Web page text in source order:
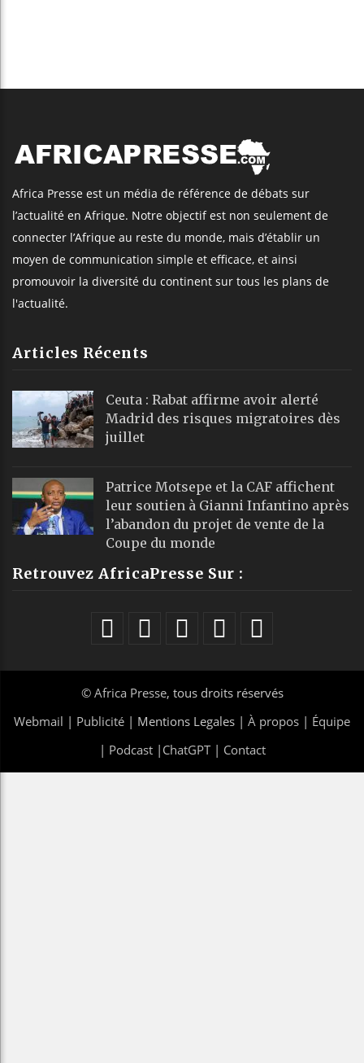
Africa Presse est un média de référence de débats sur
l’actualité en Afrique. Notre objectif est non seulement de
connecter l’Afrique au reste du monde, mais d’établir un
moyen de communication simple et efficace, et ainsi
promouvoir la diversité du continent sur tous les plans de
l'actualité.
Articles Récents
Ceuta : Rabat affirme avoir alerté
Madrid des risques migratoires dès
juillet
Patrice Motsepe et la CAF affichent
leur soutien à Gianni Infantino après
l’abandon du projet de vente de la
Coupe du monde
Retrouvez AfricaPresse Sur :
© Africa Presse, tous droits réservés
Webmail | Publicité | Mentions Legales | À propos | Équipe
| Podcast| ChatGPT| Contact